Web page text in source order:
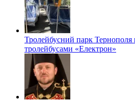
Тролейбусний парк
тролейбусами «Електрон»